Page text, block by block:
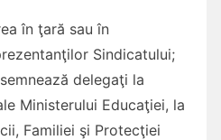
în ţară sau în
Sindicatului;
delegaţi la
Ministerului Educaţiei, la
Familiei şi Protecţiei